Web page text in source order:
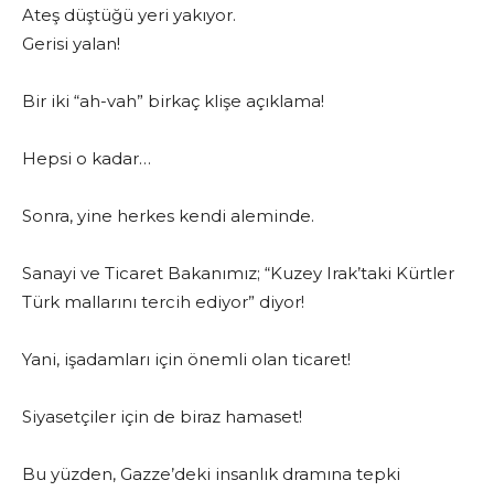
Ateş düştüğü yeri yakıyor.
Gerisi yalan!
Bir iki “ah-vah” birkaç klişe açıklama!
Hepsi o kadar…
Sonra, yine herkes kendi aleminde.
Sanayi ve Ticaret Bakanımız; “Kuzey Irak’taki Kürtler
Türk mallarını tercih ediyor” diyor!
Yani, işadamları için önemli olan ticaret!
Siyasetçiler için de biraz hamaset!
Bu yüzden, Gazze’deki insanlık dramına tepki